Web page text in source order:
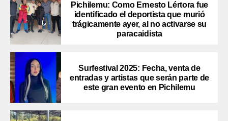
Pichilemu: Como Ernesto Lértora fue
identificado el deportista que murió
trágicamente ayer, al no activarse su
paracaidista
Surfestival 2025: Fecha, venta de
entradas y artistas que serán parte de
este gran evento en Pichilemu